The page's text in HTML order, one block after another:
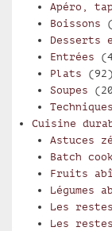
Apéro,
Boissons
Desserts
Entrées
Plats (92)
Soupes
Cuisine
Astuces
Batch
Fruits
Légumes
Les
Les